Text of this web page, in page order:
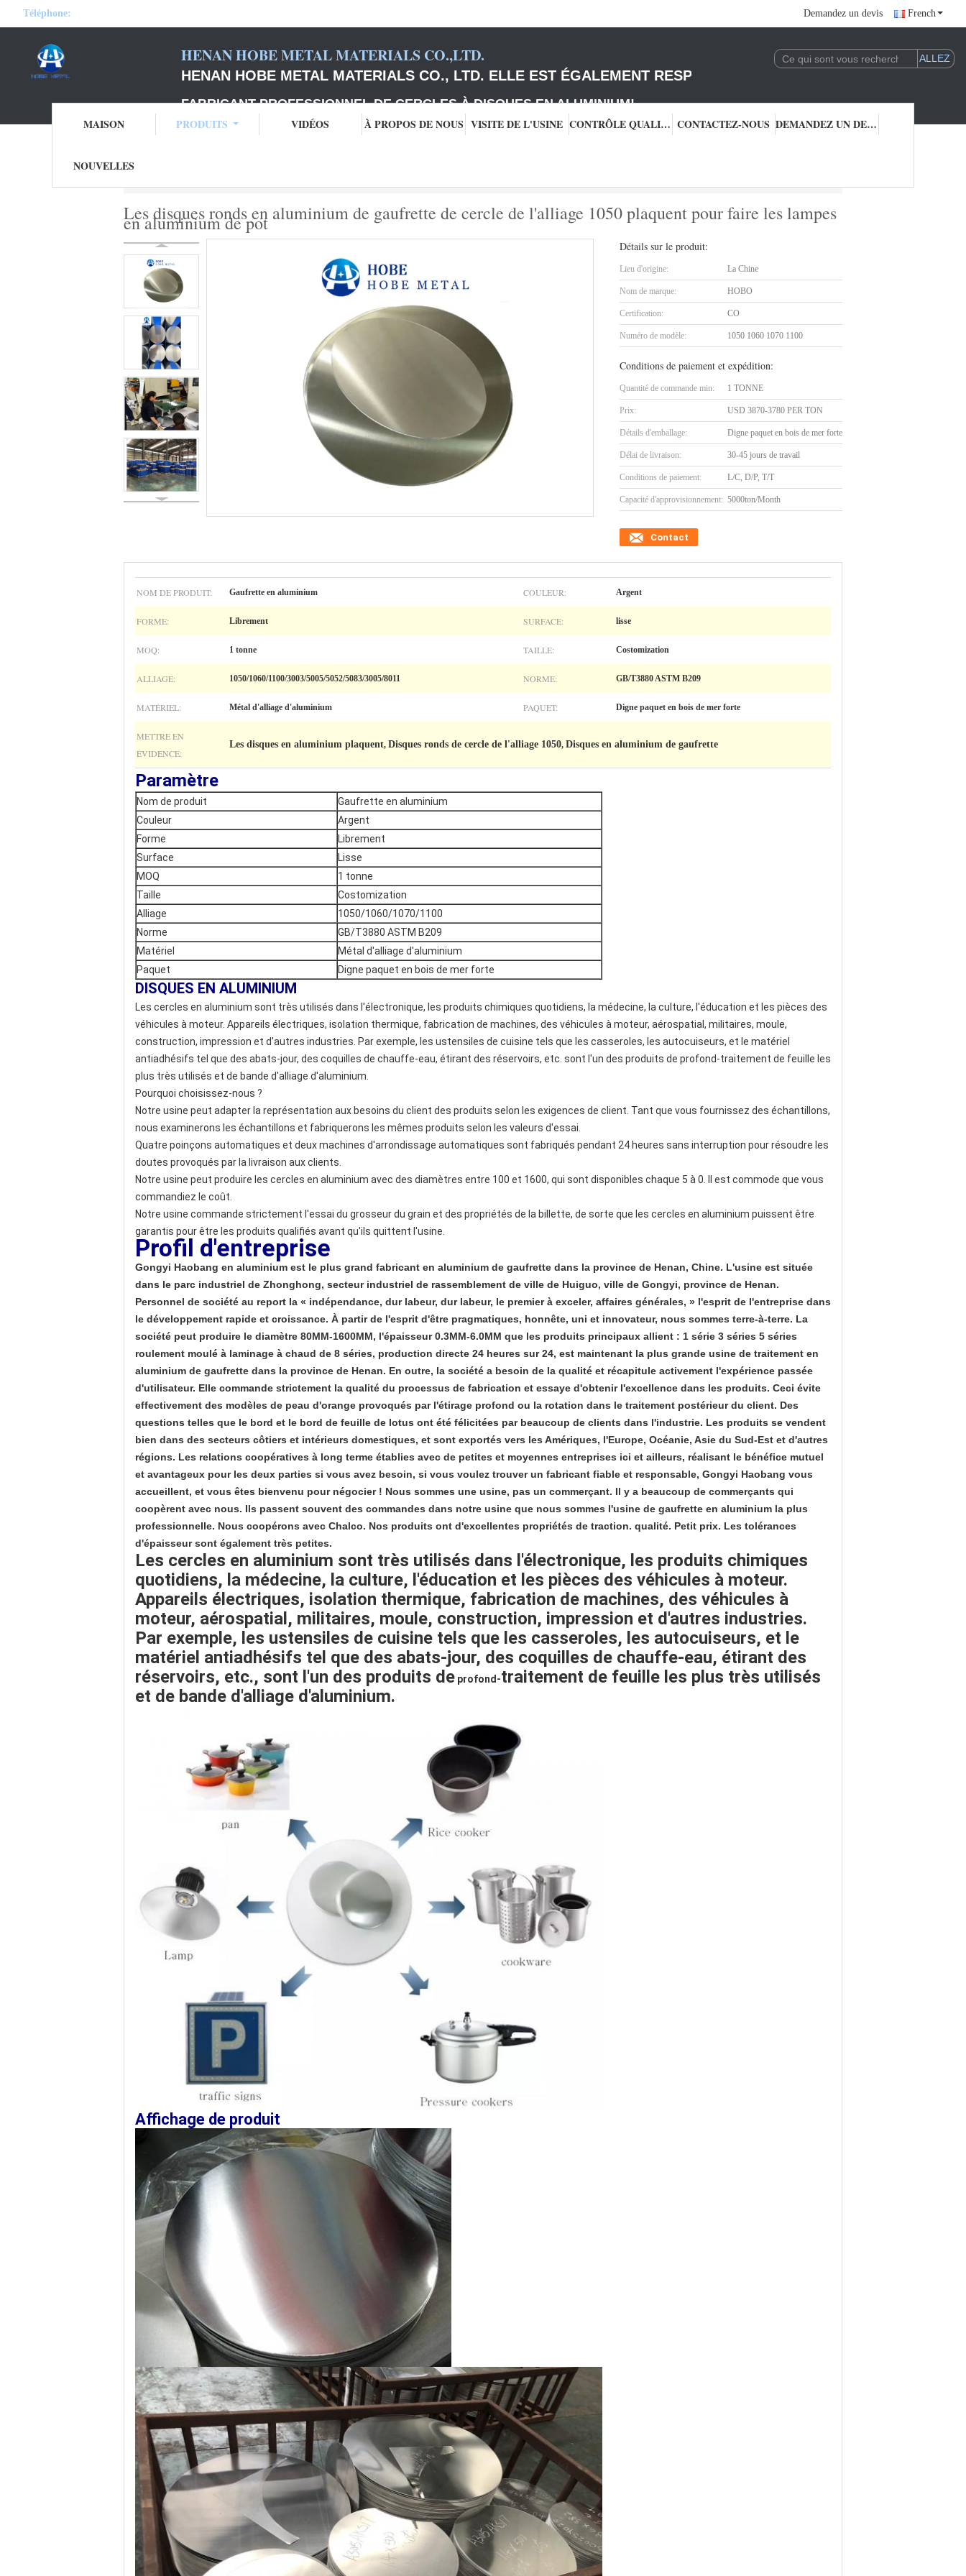
Téléphone: Demandez un devis French
HENAN HOBE METAL MATERIALS CO.,LTD.
HENAN HOBE METAL MATERIALS CO., LTD. ELLE EST ÉGALEMENT RESPONSABLE DE L'EXPLOITATION DE LA
FABRICANT PROFESSIONNEL DE CERCLES À DISQUES EN ALUMINIUM!
MAISON PRODUITS VIDÉOS À PROPOS DE NOUS VISITE DE L'USINE CONTRÔLE QUALITÉ CONTACTEZ-NOUS DEMANDEZ UN DEVIS
NOUVELLES
Les disques ronds en aluminium de gaufrette de cercle de l'alliage 1050 plaquent pour faire les lampes
en aluminium de pot
Détails sur le produit:
Lieu d'origine: La Chine
Nom de marque: HOBO
Certification: CO
Numéro de modèle: 1050 1060 1070 1100
Conditions de paiement et expédition:
Quantité de commande min: 1 TONNE
Prix: USD 3870-3780 PER TON
Détails d'emballage: Digne paquet en bois de mer forte
Délai de livraison: 30-45 jours de travail
Conditions de paiement: L/C, D/P, T/T
Capacité d'approvisionnement: 5000ton/Month
Contact
NOM DE PRODUIT: Gaufrette en aluminium COULEUR: Argent
FORME: Librement SURFACE: lisse
MOQ: 1 tonne TAILLE: Costomization
ALLIAGE: 1050/1060/1100/3003/5005/5052/5083/3005/8011 NORME: GB/T3880 ASTM B209
MATÉRIEL: Métal d'alliage d'aluminium PAQUET: Digne paquet en bois de mer forte
METTRE EN
ÉVIDENCE:
Les disques en aluminium plaquent, Disques ronds de cercle de l'alliage 1050, Disques en aluminium de gaufrette
Paramètre
Nom de produit
Gaufrette en aluminium
Couleur
Argent
Forme
Librement
Surface
Lisse
MOQ
1 tonne
Taille
Costomization
Alliage
1050/1060/1070/1100
Norme
GB/T3880 ASTM B209
Matériel
Métal d'alliage d'aluminium
Paquet
Digne paquet en bois de mer forte
DISQUES EN ALUMINIUM
Les cercles en aluminium sont très utilisés dans l'électronique, les produits chimiques quotidiens, la médecine, la culture, l'éducation et les pièces des
véhicules à moteur. Appareils électriques, isolation thermique, fabrication de machines, des véhicules à moteur, aérospatial, militaires, moule,
construction, impression et d'autres industries. Par exemple, les ustensiles de cuisine tels que les casseroles, les autocuiseurs, et le matériel
antiadhésifs tel que des abats-jour, des coquilles de chauffe-eau, étirant des réservoirs, etc. sont l'un des produits de profond-traitement de feuille les
plus très utilisés et de bande d'alliage d'aluminium.
Pourquoi choisissez-nous ?
Notre usine peut adapter la représentation aux besoins du client des produits selon les exigences de client. Tant que vous fournissez des échantillons,
nous examinerons les échantillons et fabriquerons les mêmes produits selon les valeurs d'essai.
Quatre poinçons automatiques et deux machines d'arrondissage automatiques sont fabriqués pendant 24 heures sans interruption pour résoudre les
doutes provoqués par la livraison aux clients.
Notre usine peut produire les cercles en aluminium avec des diamètres entre 100 et 1600, qui sont disponibles chaque 5 à 0. Il est commode que vous
commandiez le coût.
Notre usine commande strictement l'essai du grosseur du grain et des propriétés de la billette, de sorte que les cercles en aluminium puissent être
garantis pour être les produits qualifiés avant qu'ils quittent l'usine.
Profil d'entreprise
Gongyi Haobang en aluminium est le plus grand fabricant en aluminium de gaufrette dans la province de Henan, Chine. L'usine est située
dans le parc industriel de Zhonghong, secteur industriel de rassemblement de ville de Huiguo, ville de Gongyi, province de Henan.
Personnel de société au report la « indépendance, dur labeur, dur labeur, le premier à exceler, affaires générales, » l'esprit de l'entreprise dans
le développement rapide et croissance. À partir de l'esprit d'être pragmatiques, honnête, uni et innovateur, nous sommes terre-à-terre. La
société peut produire le diamètre 80MM-1600MM, l'épaisseur 0.3MM-6.0MM que les produits principaux allient : 1 série 3 séries 5 séries
roulement moulé à laminage à chaud de 8 séries, production directe 24 heures sur 24, est maintenant la plus grande usine de traitement en
aluminium de gaufrette dans la province de Henan. En outre, la société a besoin de la qualité et récapitule activement l'expérience passée
d'utilisateur. Elle commande strictement la qualité du processus de fabrication et essaye d'obtenir l'excellence dans les produits. Ceci évite
effectivement des modèles de peau d'orange provoqués par l'étirage profond ou la rotation dans le traitement postérieur du client. Des
questions telles que le bord et le bord de feuille de lotus ont été félicitées par beaucoup de clients dans l'industrie. Les produits se vendent
bien dans des secteurs côtiers et intérieurs domestiques, et sont exportés vers les Amériques, l'Europe, Océanie, Asie du Sud-Est et d'autres
régions. Les relations coopératives à long terme établies avec de petites et moyennes entreprises ici et ailleurs, réalisant le bénéfice mutuel
et avantageux pour les deux parties si vous avez besoin, si vous voulez trouver un fabricant fiable et responsable, Gongyi Haobang vous
accueillent, et vous êtes bienvenu pour négocier ! Nous sommes une usine, pas un commerçant. Il y a beaucoup de commerçants qui
coopèrent avec nous. Ils passent souvent des commandes dans notre usine que nous sommes l'usine de gaufrette en aluminium la plus
professionnelle. Nous coopérons avec Chalco. Nos produits ont d'excellentes propriétés de traction. qualité. Petit prix. Les tolérances
d'épaisseur sont également très petites.
Les cercles en aluminium sont très utilisés dans l'électronique, les produits chimiques
quotidiens, la médecine, la culture, l'éducation et les pièces des véhicules à moteur.
Appareils électriques, isolation thermique, fabrication de machines, des véhicules à
moteur, aérospatial, militaires, moule, construction, impression et d'autres industries.
Par exemple, les ustensiles de cuisine tels que les casseroles, les autocuiseurs, et le
matériel antiadhésifs tel que des abats-jour, des coquilles de chauffe-eau, étirant des
réservoirs, etc., sont l'un des produits de profond-traitement de feuille les plus très utilisés
et de bande d'alliage d'aluminium.
Affichage de produit